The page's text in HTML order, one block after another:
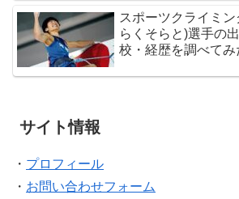
スポーツクライミ
らくそらと)選手の出身は？
校・経歴を調べてみ
サイト情報
・ プロフィール
・ お問い合わせフォーム